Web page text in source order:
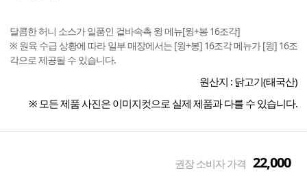
달콤한 허니 소스가 일품인 겉바속촉 윙 메뉴[윙+봉 16조각]
※ 원육 수급 상황에 따라 일부 매장에서는 [윙+봉] 16조각 메뉴가 [윙] 16조
각으로 제공될 수 있습니다.
원산지 : 닭고기(태국산)
※ 모든 제품 사진은 이미지컷으로 실제 제품과 다를 수 있습니다.
권장 소비자 가격 22,000